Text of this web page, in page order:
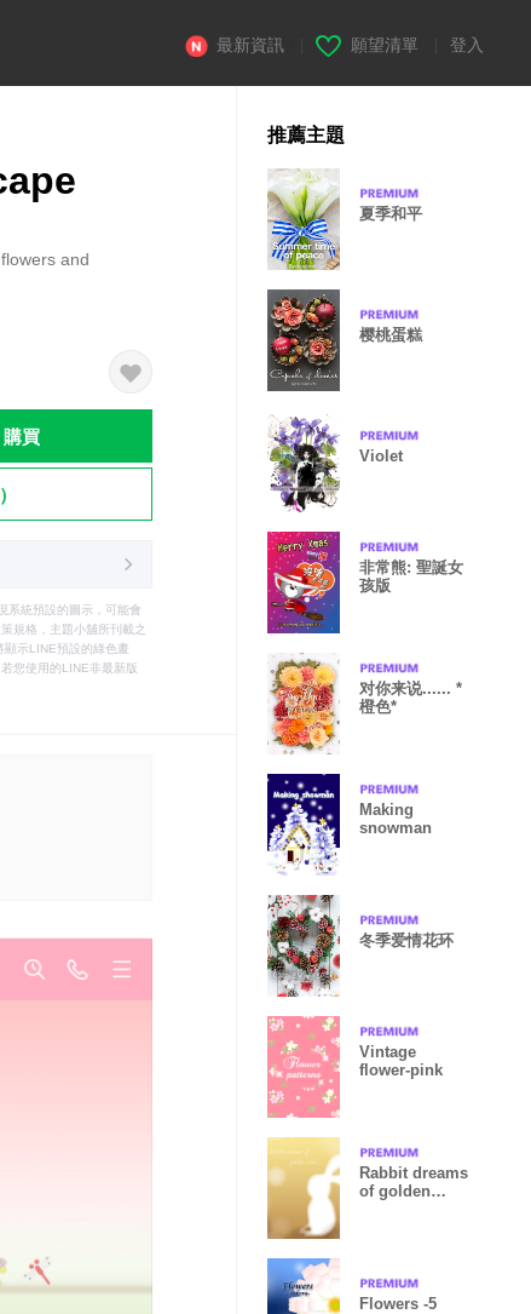
最新資訊 願望清單 登入
and
購買
系統預設的圖示，可能會
規格，主題小舖所刊載之
顯示LINE預設的綠色畫
您使用的LINE非最新版
推薦主題
夏季和平
樱桃蛋糕
Violet
非常熊: 聖誕女
孩版
对你来说...... *
橙色*
Making
snowman
冬季爱情花环
Vintage
flower-pink
Rabbit dreams
of golden
Flowers -5